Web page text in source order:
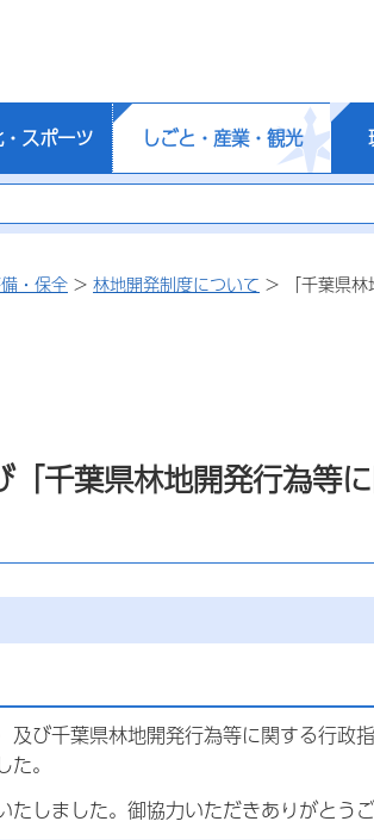
スポーツ しごと・産業・観光
・保全 > 林地開発制度について > 「千葉県林
「千葉県林地開発行為等
び千葉県林地開発行為等に関する行政
。
しました。御協力いただきありがとうご